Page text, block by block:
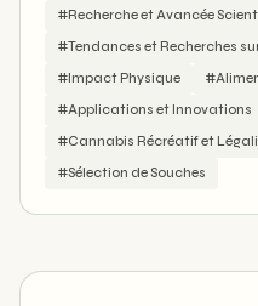
#Recherche et Avancée
#Tendances et Recherches
#Impact Physique
#Applications et Innovations
#Cannabis Récréatif et
#Sélection de Souches